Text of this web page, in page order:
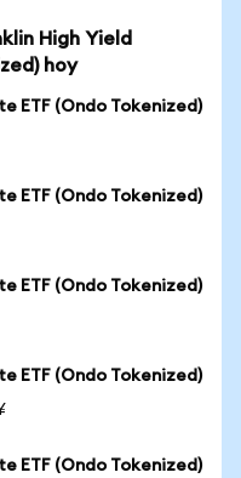
High Yield
hoy
ETF (Ondo Tokenized)
ETF (Ondo Tokenized)
ETF (Ondo Tokenized)
ETF (Ondo Tokenized)
ETF (Ondo Tokenized)